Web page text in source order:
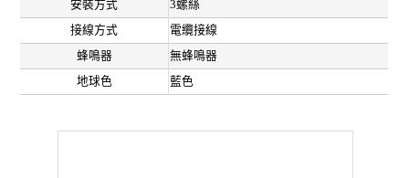
安裝方式
3螺絲
接線方式
電纜接線
蜂鳴器
無蜂鳴器
地球色
藍色